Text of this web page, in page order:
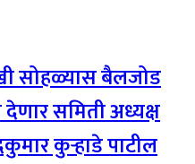
सोहळ्यास बैलजोड
समिती अध्यक्ष
कुऱ्हाडे पाटील